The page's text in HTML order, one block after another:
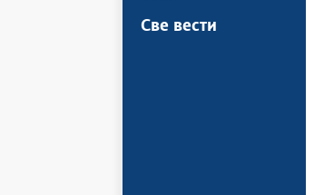
Све вести